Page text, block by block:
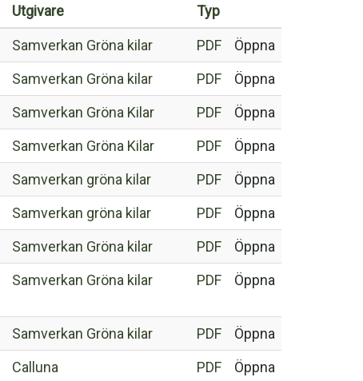
Utgivare Typ
Samverkan Gröna kilar PDF
Öppna
Samverkan Gröna kilar PDF
Öppna
Samverkan Gröna Kilar PDF
Öppna
Samverkan Gröna Kilar PDF
Öppna
Samverkan gröna kilar PDF
Öppna
Samverkan gröna kilar PDF
Öppna
Samverkan Gröna kilar PDF
Öppna
Samverkan Gröna kilar PDF Öppna
Samverkan Gröna kilar PDF
Öppna
Calluna PDF
Öppna